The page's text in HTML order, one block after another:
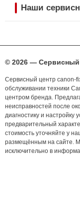
Наши
© 2026 — Сервисный
Сервисный центр canon-
обслуживании техники
центром бренда.
неисправностей после
диагностику и настройку
предварительный
стоимость уточняйте у
размещённым на сайте.
исключительно в